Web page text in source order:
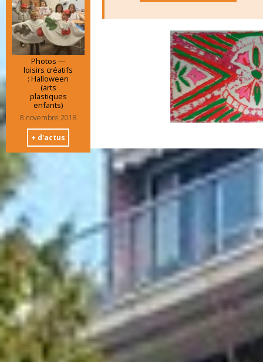
Photos —
loisirs créatifs
: Halloween
(arts
plastiques
enfants)
8 novembre 2018
+ d'actus